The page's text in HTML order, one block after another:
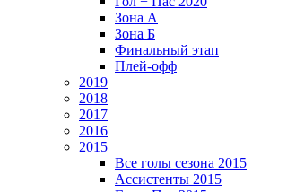
Зона А
Зона Б
Финальный этап
Плей-офф
2019
2018
2017
2016
2015
Все голы сезона 2015
Ассистенты 2015